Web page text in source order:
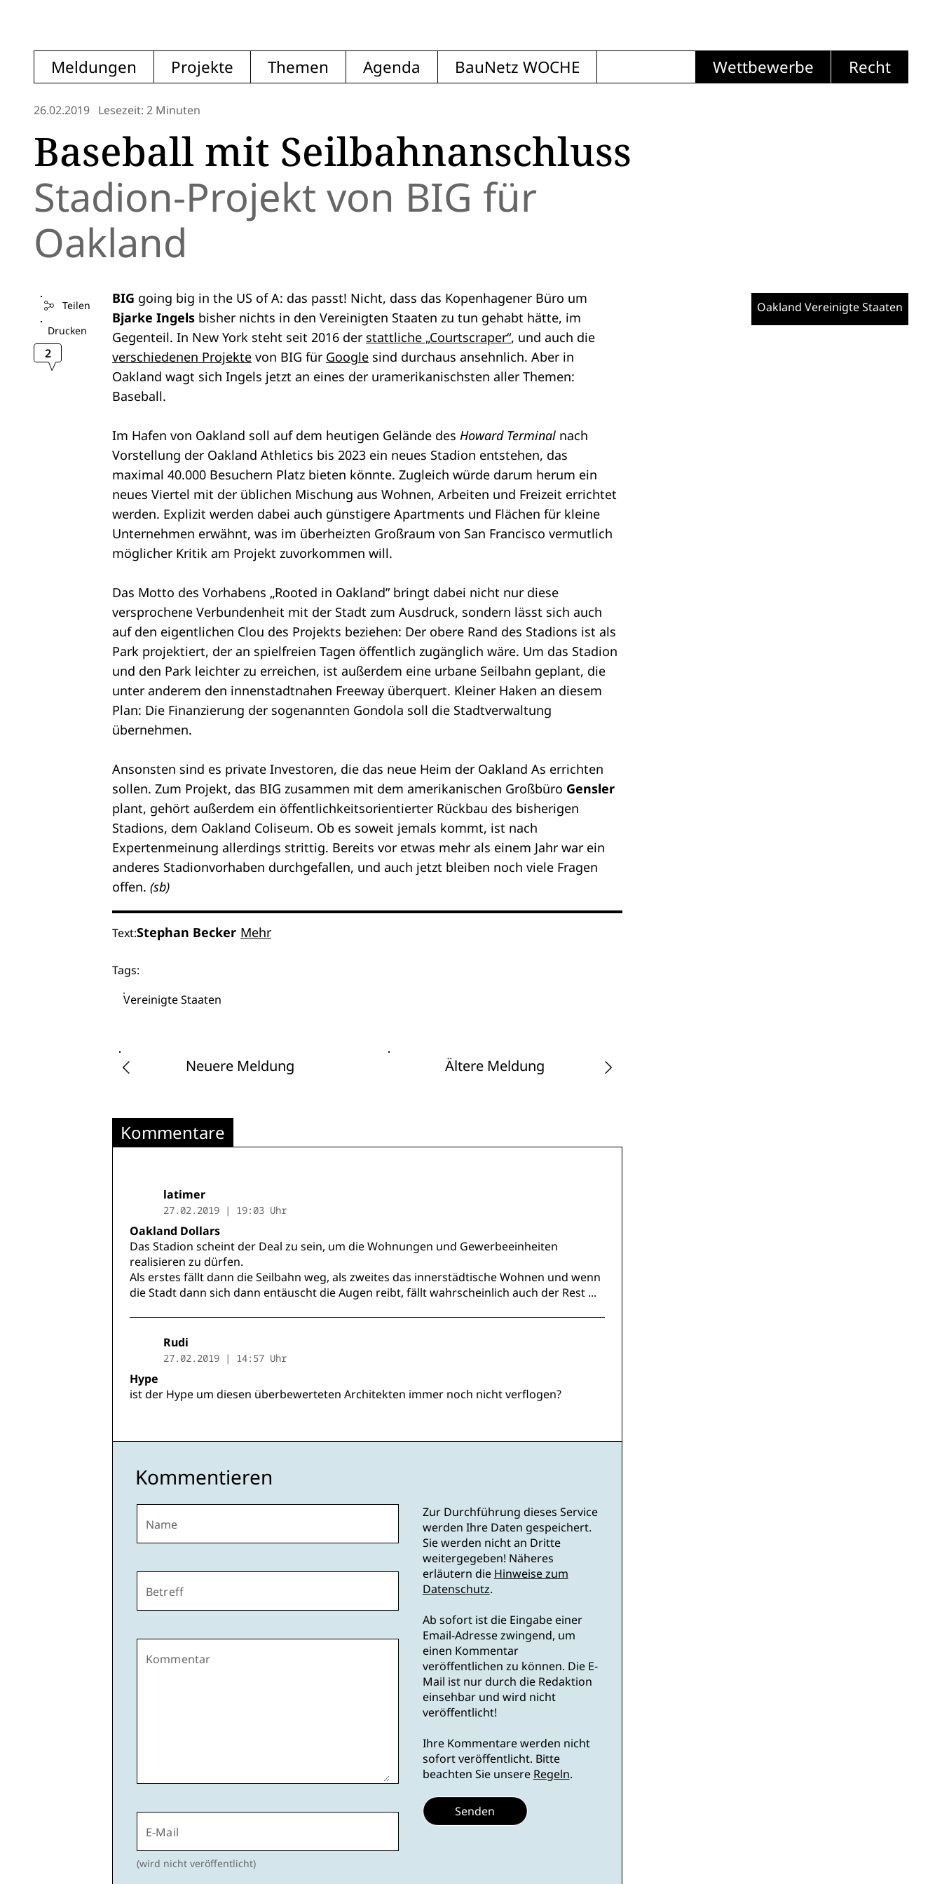
Meldungen Projekte Themen Agenda BauNetz WOCHE Wettbewerbe Recht
26.02.2019 Lesezeit: 2 Minuten
Baseball mit Seilbahnanschluss
Stadion-Projekt von BIG für
Oakland
Teilen
Drucken
2
BIG going big in the US of A: das passt! Nicht, dass das Kopenhagener Büro um
Bjarke Ingels bisher nichts in den Vereinigten Staaten zu tun gehabt hätte, im
Gegenteil. In New York steht seit 2016 der stattliche „Courtscraper“, und auch die
verschiedenen Projekte von BIG für Google sind durchaus ansehnlich. Aber in
Oakland wagt sich Ingels jetzt an eines der uramerikanischsten aller Themen:
Baseball.
Im Hafen von Oakland soll auf dem heutigen Gelände des Howard Terminal nach
Vorstellung der Oakland Athletics bis 2023 ein neues Stadion entstehen, das
maximal 40.000 Besuchern Platz bieten könnte. Zugleich würde darum herum ein
neues Viertel mit der üblichen Mischung aus Wohnen, Arbeiten und Freizeit errichtet
werden. Explizit werden dabei auch günstigere Apartments und Flächen für kleine
Unternehmen erwähnt, was im überheizten Großraum von San Francisco vermutlich
möglicher Kritik am Projekt zuvorkommen will.
Das Motto des Vorhabens „Rooted in Oakland” bringt dabei nicht nur diese
versprochene Verbundenheit mit der Stadt zum Ausdruck, sondern lässt sich auch
auf den eigentlichen Clou des Projekts beziehen: Der obere Rand des Stadions ist als
Park projektiert, der an spielfreien Tagen öffentlich zugänglich wäre. Um das Stadion
und den Park leichter zu erreichen, ist außerdem eine urbane Seilbahn geplant, die
unter anderem den innenstadtnahen Freeway überquert. Kleiner Haken an diesem
Plan: Die Finanzierung der sogenannten Gondola soll die Stadtverwaltung
übernehmen.
Ansonsten sind es private Investoren, die das neue Heim der Oakland As errichten
sollen. Zum Projekt, das BIG zusammen mit dem amerikanischen Großbüro Gensler
plant, gehört außerdem ein öffentlichkeitsorientierter Rückbau des bisherigen
Stadions, dem Oakland Coliseum. Ob es soweit jemals kommt, ist nach
Expertenmeinung allerdings strittig. Bereits vor etwas mehr als einem Jahr war ein
anderes Stadionvorhaben durchgefallen, und auch jetzt bleiben noch viele Fragen
offen. (sb)
Text:Stephan Becker Mehr
Tags:
Vereinigte Staaten
Neuere Meldung Ältere Meldung
Oakland Vereinigte Staaten
Kommentare
latimer
27.02.2019 | 19:03 Uhr
Oakland Dollars
Das Stadion scheint der Deal zu sein, um die Wohnungen und Gewerbeeinheiten
realisieren zu dürfen.
Als erstes fällt dann die Seilbahn weg, als zweites das innerstädtische Wohnen und wenn
die Stadt dann sich dann entäuscht die Augen reibt, fällt wahrscheinlich auch der Rest ...
Rudi
27.02.2019 | 14:57 Uhr
Hype
ist der Hype um diesen überbewerteten Architekten immer noch nicht verflogen?
Kommentieren
Name
Betreff
Kommentar
E-Mail
(wird nicht veröffentlicht)
Zur Durchführung dieses Service
werden Ihre Daten gespeichert.
Sie werden nicht an Dritte
weitergegeben! Näheres
erläutern die Hinweise zum
Datenschutz.
Ab sofort ist die Eingabe einer
Email-Adresse zwingend, um
einen Kommentar
veröffentlichen zu können. Die E-
Mail ist nur durch die Redaktion
einsehbar und wird nicht
veröffentlicht!
Ihre Kommentare werden nicht
sofort veröffentlicht. Bitte
beachten Sie unsere Regeln.
Senden